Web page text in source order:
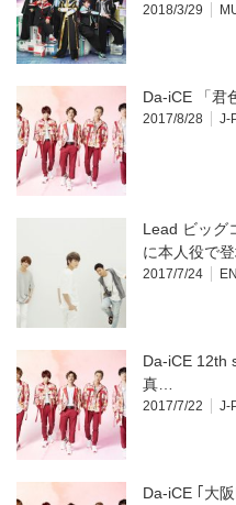
2018/3/29
Da-iCE 「君
2017/8/28 J-
Lead ビッグ
に本人役で
2017/7/24
Da-iCE 12th
真…
2017/7/22 J-
Da-iCE ｢大